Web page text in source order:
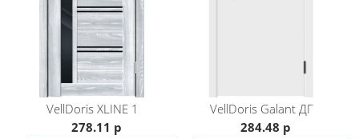
VellDoris XLINE 1
278.11 р
VellDoris Galant ДГ
284.48 р